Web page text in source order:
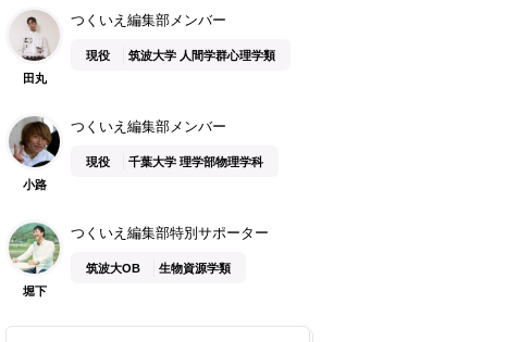
田丸
つくいえ編集部メンバー
現役 筑波大学 人間学群心理学類
小路
つくいえ編集部メンバー
現役 千葉大学 理学部物理学科
堀下
つくいえ編集部特別サポーター
筑波大OB 生物資源学類